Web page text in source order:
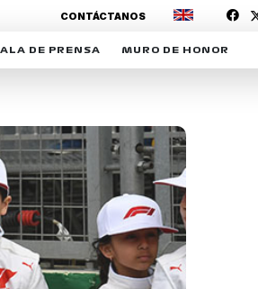
DE PRENSA MURO DE HONOR
CONTÁCTANOS